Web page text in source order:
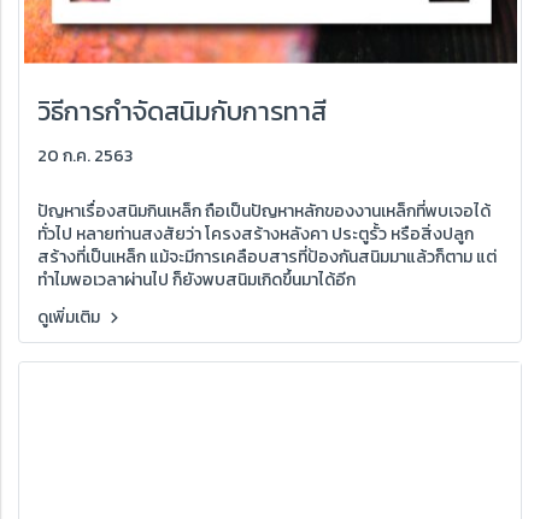
วิธีการกำจัดสนิมกับการทาสี
20 ก.ค. 2563
ปัญหาเรื่องสนิมกินเหล็ก ถือเป็นปัญหาหลักของงานเหล็กที่พบเจอได้
ทั่วไป หลายท่านสงสัยว่า โครงสร้างหลังคา ประตูรั้ว หรือสิ่งปลูก
สร้างที่เป็นเหล็ก แม้จะมีการเคลือบสารที่ป้องกันสนิมมาแล้วก็ตาม แต่
ทำไมพอเวลาผ่านไป ก็ยังพบสนิมเกิดขึ้นมาได้อีก
ดูเพิ่มเติม